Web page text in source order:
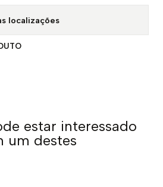
localizações
estar interessado
um destes